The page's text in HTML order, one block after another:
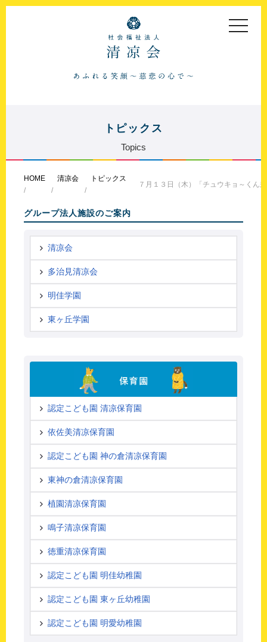
toggle
トピックス
Topics
HOME 清凉会 トピックス
７月１３日（木）「チュウキョ～くん
グループ法人施設のご案内
清凉会
多治見清凉会
明佳学園
東ヶ丘学園
認定こども園 清凉保育園
依佐美清凉保育園
認定こども園 神の倉清凉保育園
東神の倉清凉保育園
植園清凉保育園
鳴子清凉保育園
徳重清凉保育園
認定こども園 明佳幼稚園
認定こども園 東ヶ丘幼稚園
認定こども園 明愛幼稚園